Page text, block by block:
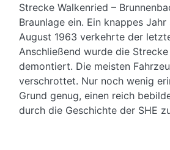
Strecke Walkenried –
Braunlage ein. Ein knappes Jahr
August 1963 verkehrte der
Anschließend wurde die
demontiert. Die meisten
verschrottet. Nur noch wenig
Grund genug, einen reich
durch die Geschichte der SHE